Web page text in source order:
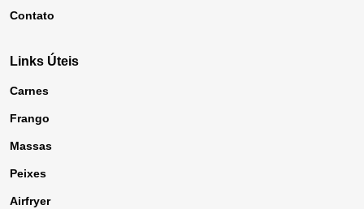
Contato
Links Úteis
Carnes
Frango
Massas
Peixes
Airfryer